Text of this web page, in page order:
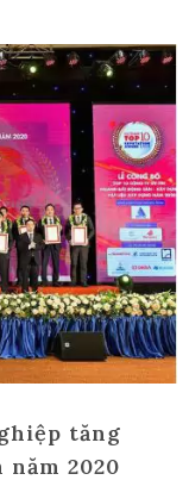
tăng
2020